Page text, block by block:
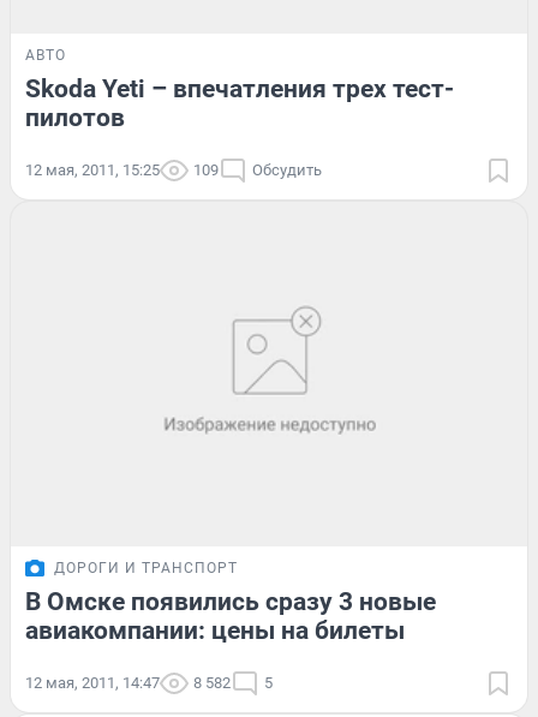
АВТО
Skoda Yeti – впечатления трех тест-
пилотов
12 мая, 2011, 15:25 109 Обсудить
ДОРОГИ И ТРАНСПОРТ
В Омске появились сразу 3 новые
авиакомпании: цены на билеты
12 мая, 2011, 14:47 8 582 5